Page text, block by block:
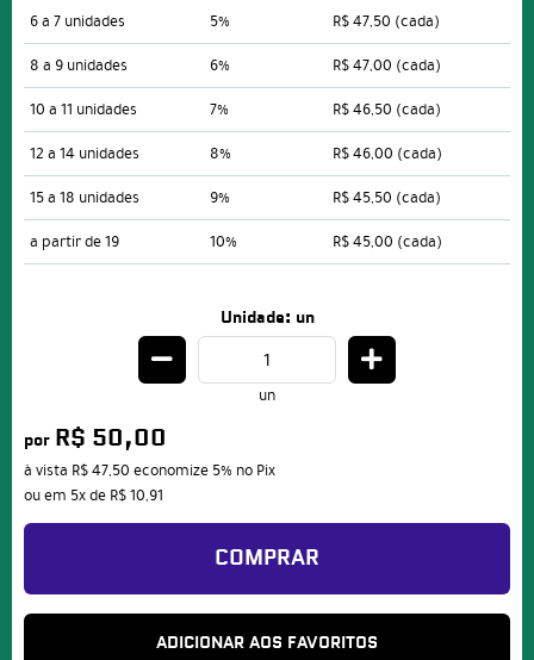
6 a 7 unidades
5% R$ 47,50 (cada)
8 a 9 unidades
6% R$ 47,00 (cada)
10 a 11 unidades
7% R$ 46,50 (cada)
12 a 14 unidades
8% R$ 46,00 (cada)
15 a 18 unidades
9% R$ 45,50 (cada)
a partir de 19
10% R$ 45,00 (cada)
Unidade: un
un
por R$ 50,00
à vista R$ 47,50 economize 5% no Pix
ou em 5xde R$ 10,91
COMPRAR
ADICIONAR AOS FAVORITOS